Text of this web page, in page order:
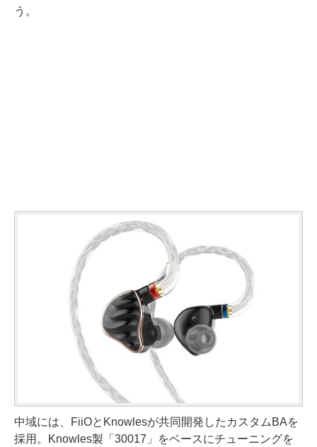
う。
中域には、FiiOとKnowlesが共同開発したカスタムBAを
採用。Knowles製「30017」をベースにチューニングを